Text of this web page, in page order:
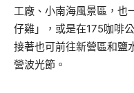
工廠、小南海風景區，也
仔雞」，或是在175咖啡
接著也可前往新營區和鹽
營波光節。